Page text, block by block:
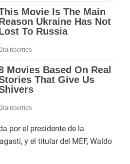
por el presidente de la
y el titular del MEF, Waldo